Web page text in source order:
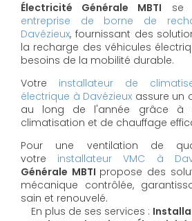
Électricité Générale MBTI se
entreprise de borne de
Davézieux, fournissant des
la recharge des véhicules
besoins de la mobilité durable.
Votre installateur de
électrique à Davézieux assure un
au long de l'année grâce à
climatisation et de chauffage
Pour une ventilation de
votre installateur VMC à
Générale MBTI propose des
mécanique contrôlée,
sain et renouvelé.
En plus de ses services :